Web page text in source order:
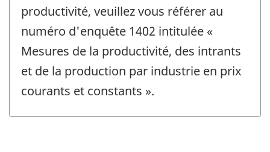
productivité, veuillez vous référer au
numéro d'enquête 1402 intitulée «
Mesures de la productivité, des intrants
et de la production par industrie en prix
courants et constants ».